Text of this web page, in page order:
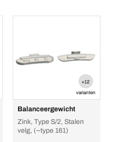
+12
varianten
Balanceergewicht
Zink, Type S/2, Stalen
velg, (~type 161)